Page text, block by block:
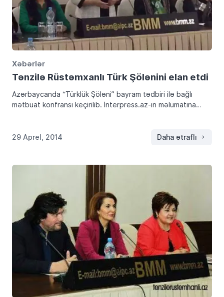
Xəbərlər
Tənzilə Rüstəmxanlı Türk Şölənini elan etdi
Azərbaycanda “Türklük Şöləni” bayram tədbiri ilə bağlı
mətbuat konfransı keçirilib. İnterpress.az-ın məlumatına
Qadınlar Birliyi və “Azərbaycan-Türkiyə Evi”dir. […]
29 Aprel, 2014 Daha ətraflı